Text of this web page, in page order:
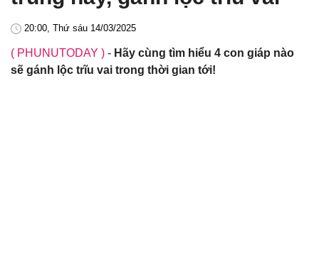
20:00, Thứ sáu 14/03/2025
( PHUNUTODAY ) - Hãy cùng tìm hiểu 4 con giáp nào
sẽ gánh lộc trĩu vai trong thời gian tới!